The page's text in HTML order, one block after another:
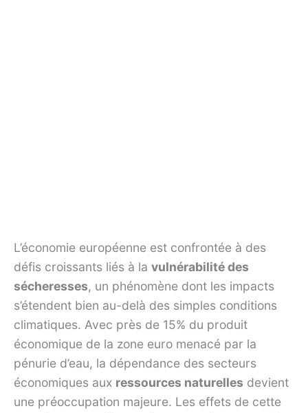
L’économie européenne est confrontée à des
défis croissants liés à la vulnérabilité des
sécheresses, un phénomène dont les impacts
s’étendent bien au-delà des simples conditions
climatiques. Avec près de 15% du produit
économique de la zone euro menacé par la
pénurie d’eau, la dépendance des secteurs
économiques aux ressources naturelles devient
une préoccupation majeure. Les effets de cette